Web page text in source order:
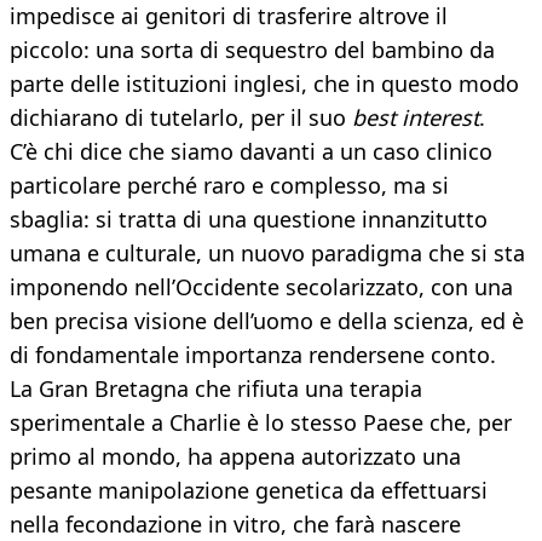
impedisce ai genitori di trasferire altrove il
piccolo: una sorta di sequestro del bambino da
parte delle istituzioni inglesi, che in questo modo
dichiarano di tutelarlo, per il suo best interest.
C’è chi dice che siamo davanti a un caso clinico
particolare perché raro e complesso, ma si
sbaglia: si tratta di una questione innanzitutto
umana e culturale, un nuovo paradigma che si sta
imponendo nell’Occidente secolarizzato, con una
ben precisa visione dell’uomo e della scienza, ed è
di fondamentale importanza rendersene conto.
La Gran Bretagna che rifiuta una terapia
sperimentale a Charlie è lo stesso Paese che, per
primo al mondo, ha appena autorizzato una
pesante manipolazione genetica da effettuarsi
nella fecondazione in vitro, che farà nascere